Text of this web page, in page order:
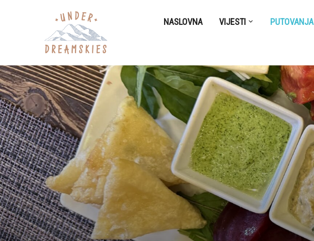
NASLOVNA VIJESTI PUTOVANJA